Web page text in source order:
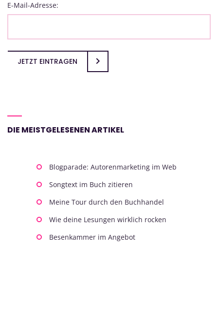
E-Mail-Adresse:
JETZT EINTRAGEN
DIE MEISTGELESENEN ARTIKEL
Blogparade: Autorenmarketing im Web
Songtext im Buch zitieren
Meine Tour durch den Buchhandel
Wie deine Lesungen wirklich rocken
Besenkammer im Angebot